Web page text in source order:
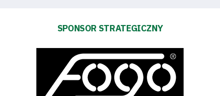
terminarz
SPONSOR STRATEGICZNY